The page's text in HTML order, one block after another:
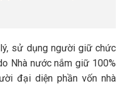
sử dụng người giữ chức
Nhà nước nắm giữ 100%
đại diện phần vốn nhà